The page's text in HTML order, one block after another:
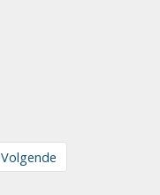
Volgende